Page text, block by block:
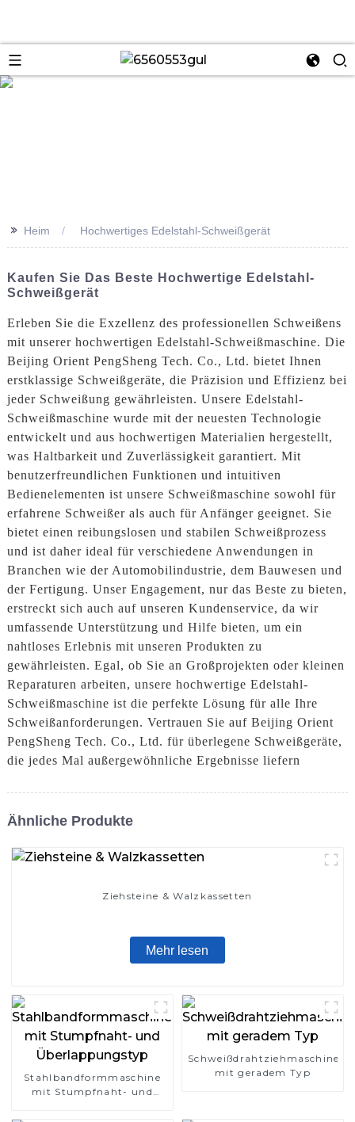
>> Heim Hochwertiges Edelstahl-Schweißgerät
Kaufen Sie Das Beste Hochwertige Edelstahl-
Schweißgerät
Erleben Sie die Exzellenz des professionellen Schweißens
mit unserer hochwertigen Edelstahl-Schweißmaschine. Die
Beijing Orient PengSheng Tech. Co., Ltd. bietet Ihnen
erstklassige Schweißgeräte, die Präzision und Effizienz bei
jeder Schweißung gewährleisten. Unsere Edelstahl-
Schweißmaschine wurde mit der neuesten Technologie
entwickelt und aus hochwertigen Materialien hergestellt,
was Haltbarkeit und Zuverlässigkeit garantiert. Mit
benutzerfreundlichen Funktionen und intuitiven
Bedienelementen ist unsere Schweißmaschine sowohl für
erfahrene Schweißer als auch für Anfänger geeignet. Sie
bietet einen reibungslosen und stabilen Schweißprozess
und ist daher ideal für verschiedene Anwendungen in
Branchen wie der Automobilindustrie, dem Bauwesen und
der Fertigung. Unser Engagement, nur das Beste zu bieten,
erstreckt sich auch auf unseren Kundenservice, da wir
umfassende Unterstützung und Hilfe bieten, um ein
nahtloses Erlebnis mit unseren Produkten zu
gewährleisten. Egal, ob Sie an Großprojekten oder kleinen
Reparaturen arbeiten, unsere hochwertige Edelstahl-
Schweißmaschine ist die perfekte Lösung für alle Ihre
Schweißanforderungen. Vertrauen Sie auf Beijing Orient
PengSheng Tech. Co., Ltd. für überlegene Schweißgeräte,
die jedes Mal außergewöhnliche Ergebnisse liefern
Ähnliche Produkte
Ziehsteine ​​& Walzkassetten
Mehr lesen
Stahlbandformmaschine
mit Stumpfnaht- und
Schweißdrahtziehmaschine
mit geradem Typ